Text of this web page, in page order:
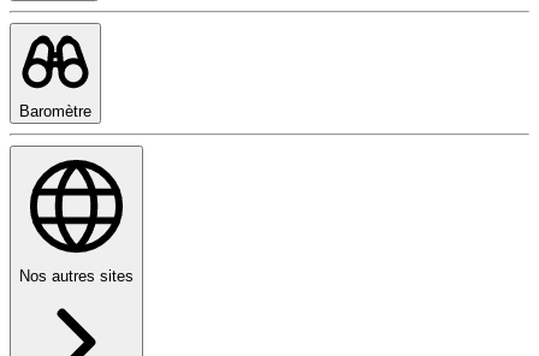
Baromètre
Nos autres sites